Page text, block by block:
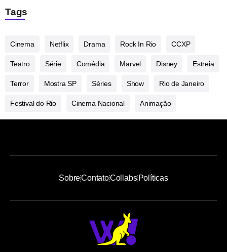
Tags
Cinema Netflix Drama Rock In Rio CCXP
Teatro Série Comédia Marvel Disney Estreia
Terror Mostra SP Séries Show Rio de Janeiro
Festival do Rio Cinema Nacional Animação
SobreContatoCollabsPolíticas